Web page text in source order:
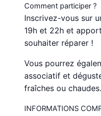
Comment participer ?
Inscrivez-vous sur
19h et 22h et
souhaiter réparer !
Vous pourrez
associatif et
fraîches ou chaudes.
INFORMATIONS